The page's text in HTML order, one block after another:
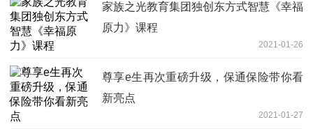
家族之光教育集团独创东方式智慧《幸福
原力》课程
2021-01-26
尊享e生再次重磅升级，保通保险带你看
新亮点
2021-01-27